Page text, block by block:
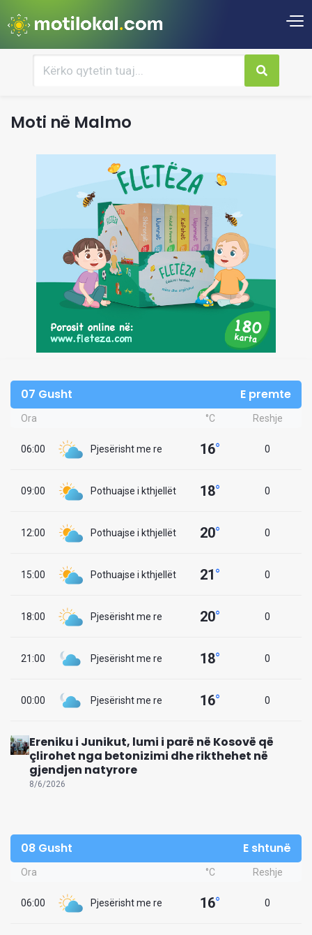
Moti në Malmo
07 Gusht E premte
Ora °C Reshje
06:00 Pjesërisht me re 16° 0
09:00 Pothuajse i kthjellët 18° 0
12:00 Pothuajse i kthjellët 20° 0
15:00 Pothuajse i kthjellët 21° 0
18:00 Pjesërisht me re 20° 0
21:00 Pjesërisht me re 18° 0
00:00 Pjesërisht me re 16° 0
Ereniku i Junikut, lumi i parë në Kosovë që
çlirohet nga betonizimi dhe rikthehet në
gjendjen natyrore
8/6/2026
08 Gusht E shtunë
Ora °C Reshje
06:00 Pjesërisht me re 16° 0